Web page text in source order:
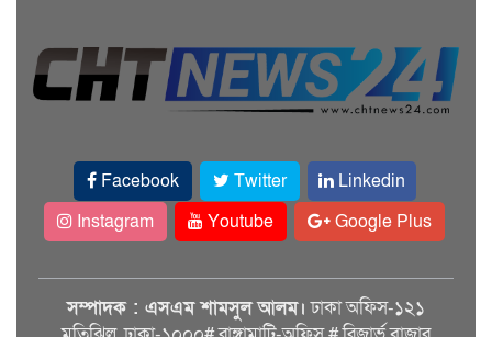
Facebook Twitter
Linkedin
Instagram
Youtube Google Plus
সম্পাদক : এসএম শামসুল আলম। ঢাকা অফিস-১২১